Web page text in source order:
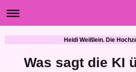
Heidi Weißlein. Die
Was sagt die KI